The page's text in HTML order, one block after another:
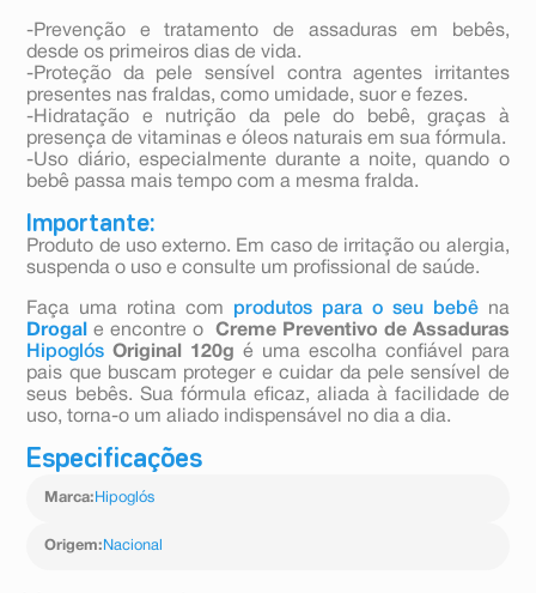
-Prevenção e tratamento de assaduras em bebês,
desde os primeiros dias de vida.
-Proteção da pele sensível contra agentes irritantes
presentes nas fraldas, como umidade, suor e fezes.
-Hidratação e nutrição da pele do bebê, graças à
presença de vitaminas e óleos naturais em sua fórmula.
-Uso diário, especialmente durante a noite, quando o
bebê passa mais tempo com a mesma fralda.
Importante:
Produto de uso externo. Em caso de irritação ou alergia,
suspenda o uso e consulte um profissional de saúde.
Faça uma rotina com produtos para o seu bebê
na
Drogal
e encontre o Creme Preventivo de Assaduras
HipoglósOriginal 120g é uma escolha confiável para
pais que buscam proteger e cuidar da pele sensível de
seus bebês. Sua fórmula eficaz, aliada à facilidade de
uso, torna-o um aliado indispensável no dia a dia.
Especificações
Marca: Hipoglós
Origem: Nacional